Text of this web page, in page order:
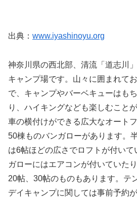
出典： www.iyashinoyu.org
神奈川県の西北部、清流「道志川
キャンプ場です。山々に囲まれて
で、キャンプやバーベキューはも
り、ハイキングなども楽しむことが
車の横付けができる広大なオート
50棟ものバンガローがあります。
は6帖ほどの広さでロフトが付い
ガローにはエアコンが付いていた
20帖、30帖のものもあります。テ
デイキャンプに関しては事前予約